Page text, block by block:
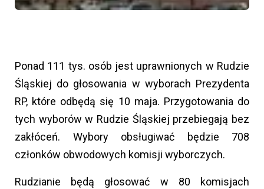
Ponad 111 tys. osób jest uprawnionych w Rudzie
Śląskiej do głosowania w wyborach Prezydenta
RP, które odbędą się 10 maja. Przygotowania do
tych wyborów w Rudzie Śląskiej przebiegają bez
zakłóceń. Wybory obsługiwać będzie 708
członków obwodowych komisji wyborczych.
Rudzianie będą głosować w 80 komisjach